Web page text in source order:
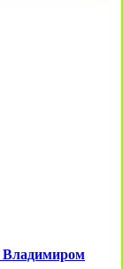
Владимиром